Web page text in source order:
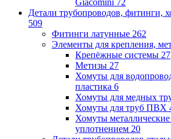
Детали трубопроводов, фитинги,
509
Фитинги латунные 262
Элементы для крепления,
Крепёжные системы 27
Метизы 27
Хомуты для
пластика 6
Хомуты для медных
Хомуты для труб ПВХ
Хомуты
уплотнением 20